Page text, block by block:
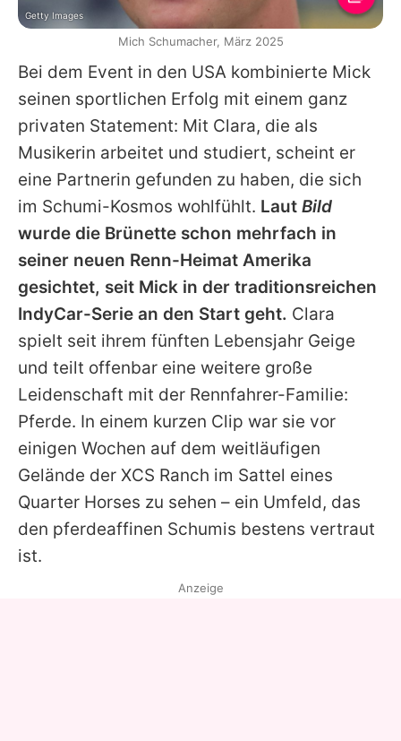
Bei dem Event in den USA kombinierte Mick
seinen sportlichen Erfolg mit einem ganz
privaten Statement: Mit Clara, die als
Musikerin arbeitet und studiert, scheint er
eine Partnerin gefunden zu haben, die sich
im Schumi-Kosmos wohlfühlt. Laut Bild
wurde die Brünette schon mehrfach in
seiner neuen Renn-Heimat Amerika
gesichtet, seit Mick in der traditionsreichen
IndyCar-Serie an den Start geht. Clara
spielt seit ihrem fünften Lebensjahr Geige
und teilt offenbar eine weitere große
Leidenschaft mit der Rennfahrer-Familie:
Pferde. In einem kurzen Clip war sie vor
einigen Wochen auf dem weitläufigen
Gelände der XCS Ranch im Sattel eines
Quarter Horses zu sehen – ein Umfeld, das
den pferdeaffinen Schumis bestens vertraut
ist.
Getty Images
Mich Schumacher, März 2025
Anzeige